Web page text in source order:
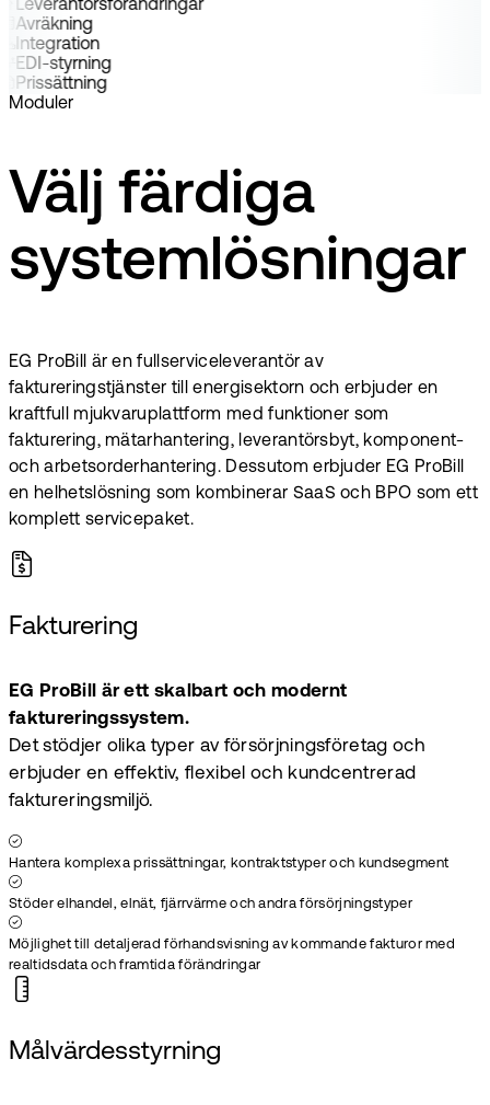
Leverantörsförändringar
Avräkning
Integration
EDI-styrning
Prissättning
Moduler
Välj färdiga
systemlösningar
EG ProBill är en fullserviceleverantör av
faktureringstjänster till energisektorn och erbjuder en
kraftfull mjukvaruplattform med funktioner som
fakturering, mätarhantering, leverantörsbyt, komponent-
och arbetsorderhantering. Dessutom erbjuder EG ProBill
en helhetslösning som kombinerar SaaS och BPO som ett
komplett servicepaket.
Fakturering
EG ProBill är ett skalbart och modernt
faktureringssystem.
Det stödjer olika typer av försörjningsföretag och
erbjuder en effektiv, flexibel och kundcentrerad
faktureringsmiljö.
Hantera komplexa prissättningar, kontraktstyper och kundsegment
Stöder elhandel, elnät, fjärrvärme och andra försörjningstyper
Möjlighet till detaljerad förhandsvisning av kommande fakturor med
realtidsdata och framtida förändringar
Målvärdesstyrning